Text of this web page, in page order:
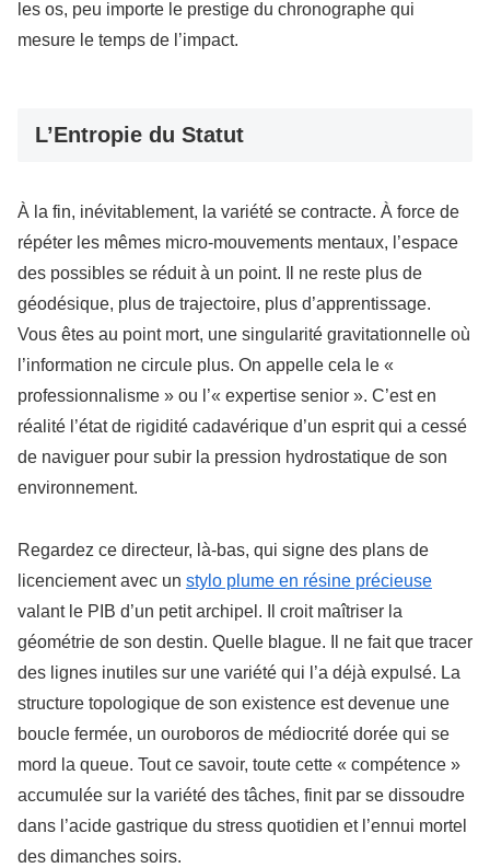
les os, peu importe le prestige du chronographe qui
mesure le temps de l’impact.
L’Entropie du Statut
À la fin, inévitablement, la variété se contracte. À force de
répéter les mêmes micro-mouvements mentaux, l’espace
des possibles se réduit à un point. Il ne reste plus de
géodésique, plus de trajectoire, plus d’apprentissage.
Vous êtes au point mort, une singularité gravitationnelle où
l’information ne circule plus. On appelle cela le «
professionnalisme » ou l’« expertise senior ». C’est en
réalité l’état de rigidité cadavérique d’un esprit qui a cessé
de naviguer pour subir la pression hydrostatique de son
environnement.
Regardez ce directeur, là-bas, qui signe des plans de
licenciement avec un stylo plume en résine précieuse
valant le PIB d’un petit archipel. Il croit maîtriser la
géométrie de son destin. Quelle blague. Il ne fait que tracer
des lignes inutiles sur une variété qui l’a déjà expulsé. La
structure topologique de son existence est devenue une
boucle fermée, un ouroboros de médiocrité dorée qui se
mord la queue. Tout ce savoir, toute cette « compétence »
accumulée sur la variété des tâches, finit par se dissoudre
dans l’acide gastrique du stress quotidien et l’ennui mortel
des dimanches soirs.